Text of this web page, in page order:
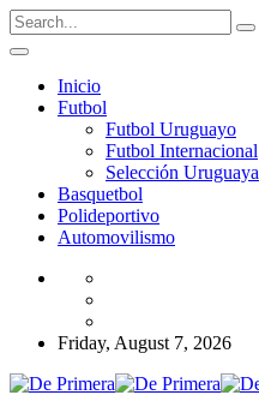
Inicio
Futbol
Futbol Uruguayo
Futbol Internacional
Selección Uruguaya
Basquetbol
Polideportivo
Automovilismo
Friday, August 7, 2026